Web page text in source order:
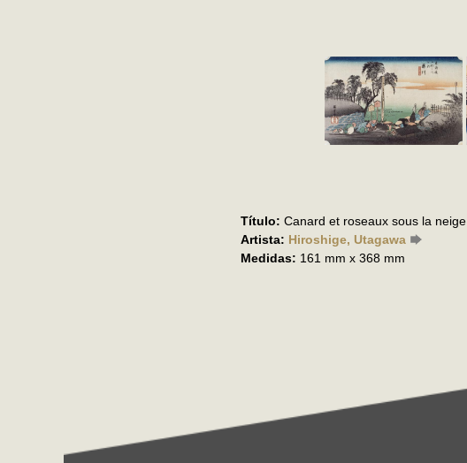
Título: Canard et roseaux sous la neige
Artista: Hiroshige, Utagawa
Medidas: 161 mm x 368 mm